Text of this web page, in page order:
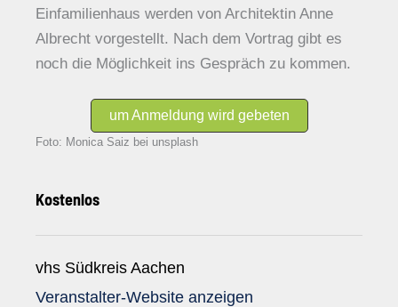
Einfamilienhaus werden von Architektin Anne
Albrecht vorgestellt. Nach dem Vortrag gibt es
noch die Möglichkeit ins Gespräch zu kommen.
um Anmeldung wird gebeten
Foto: Monica Saiz bei unsplash
Kostenlos
vhs Südkreis Aachen
Veranstalter-Website anzeigen